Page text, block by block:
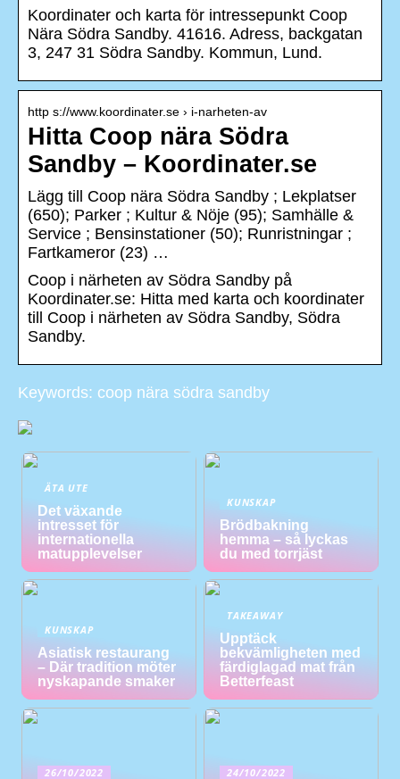
Koordinater och karta för intressepunkt Coop
Nära Södra Sandby. 41616. Adress, backgatan
3, 247 31 Södra Sandby. Kommun, Lund.
http s://www.koordinater.se › i-narheten-av
Hitta Coop nära Södra
Sandby – Koordinater.se
Lägg till Coop nära Södra Sandby ; Lekplatser
(650); Parker ; Kultur & Nöje (95); Samhälle &
Service ; Bensinstationer (50); Runristningar ;
Fartkameror (23) …
Coop i närheten av Södra Sandby på
Koordinater.se: Hitta med karta och koordinater
till Coop i närheten av Södra Sandby, Södra
Sandby.
Keywords: coop nära södra sandby
ÄTA UTE
Det växande
intresset för
internationella
matupplevelser
KUNSKAP
Brödbakning
hemma – så lyckas
du med torrjäst
KUNSKAP
Asiatisk restaurang
– Där tradition möter
nyskapande smaker
TAKEAWAY
Upptäck
bekvämligheten med
färdiglagad mat från
Betterfeast
26/10/2022 24/10/2022